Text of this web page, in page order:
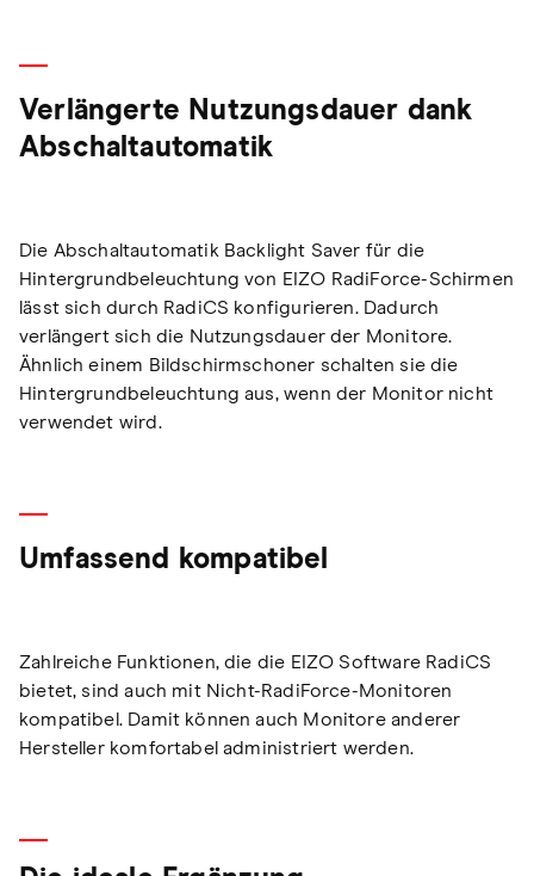
Verlängerte Nutzungsdauer dank
Abschaltautomatik
Die Abschaltautomatik Backlight Saver für die
Hintergrundbeleuchtung von EIZO RadiForce-Schirmen
lässt sich durch RadiCS konfigurieren. Dadurch
verlängert sich die Nutzungsdauer der Monitore.
Ähnlich einem Bildschirmschoner schalten sie die
Hintergrundbeleuchtung aus, wenn der Monitor nicht
verwendet wird.
Umfassend kompatibel
Zahlreiche Funktionen, die die EIZO Software RadiCS
bietet, sind auch mit Nicht-RadiForce-Monitoren
kompatibel. Damit können auch Monitore anderer
Hersteller komfortabel administriert werden.